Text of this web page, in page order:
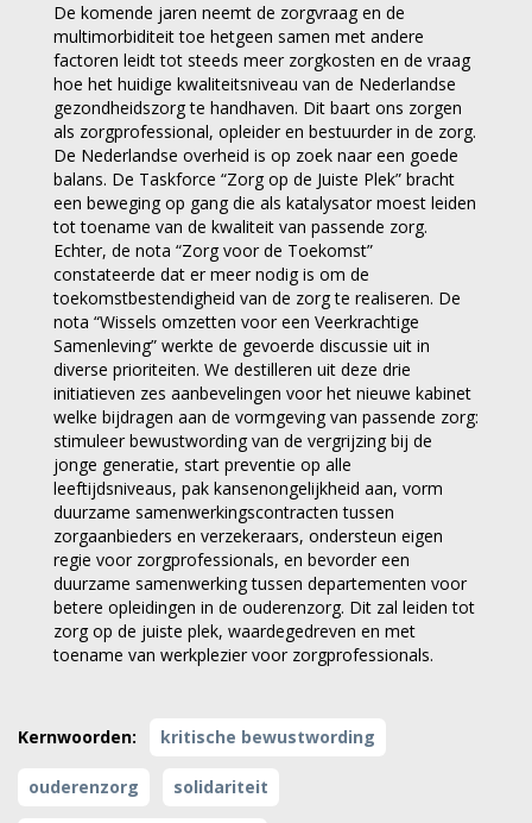
De komende jaren neemt de zorgvraag en de
multimorbiditeit toe hetgeen samen met andere
factoren leidt tot steeds meer zorgkosten en de vraag
hoe het huidige kwaliteitsniveau van de Nederlandse
gezondheidszorg te handhaven. Dit baart ons zorgen
als zorgprofessional, opleider en bestuurder in de zorg.
De Nederlandse overheid is op zoek naar een goede
balans. De Taskforce “Zorg op de Juiste Plek” bracht
een beweging op gang die als katalysator moest leiden
tot toename van de kwaliteit van passende zorg.
Echter, de nota “Zorg voor de Toekomst”
constateerde dat er meer nodig is om de
toekomstbestendigheid van de zorg te realiseren. De
nota “Wissels omzetten voor een Veerkrachtige
Samenleving” werkte de gevoerde discussie uit in
diverse prioriteiten. We destilleren uit deze drie
initiatieven zes aanbevelingen voor het nieuwe kabinet
welke bijdragen aan de vormgeving van passende zorg:
stimuleer bewustwording van de vergrijzing bij de
jonge generatie, start preventie op alle
leeftijdsniveaus, pak kansenongelijkheid aan, vorm
duurzame samenwerkingscontracten tussen
zorgaanbieders en verzekeraars, ondersteun eigen
regie voor zorgprofessionals, en bevorder een
duurzame samenwerking tussen departementen voor
betere opleidingen in de ouderenzorg. Dit zal leiden tot
zorg op de juiste plek, waardegedreven en met
toename van werkplezier voor zorgprofessionals.
Kernwoorden: kritische bewustwording
ouderenzorg solidariteit